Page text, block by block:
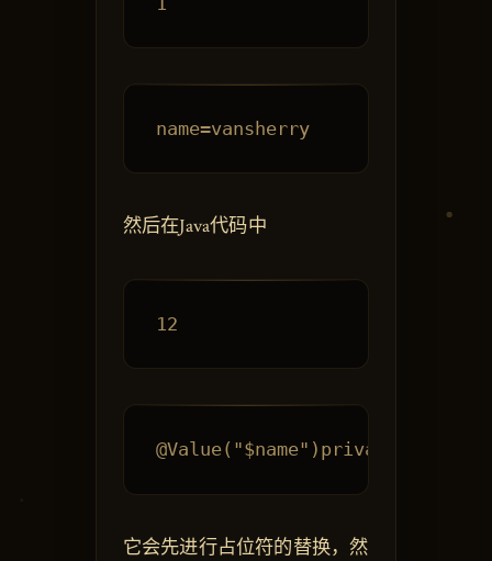
name=vansherry
然后在Java代码中
它会先进行占位符的替换，然